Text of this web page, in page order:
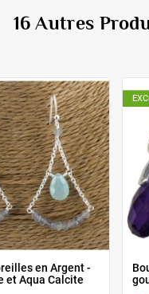
16 Autres
en Argent -
et Aqua Calcite